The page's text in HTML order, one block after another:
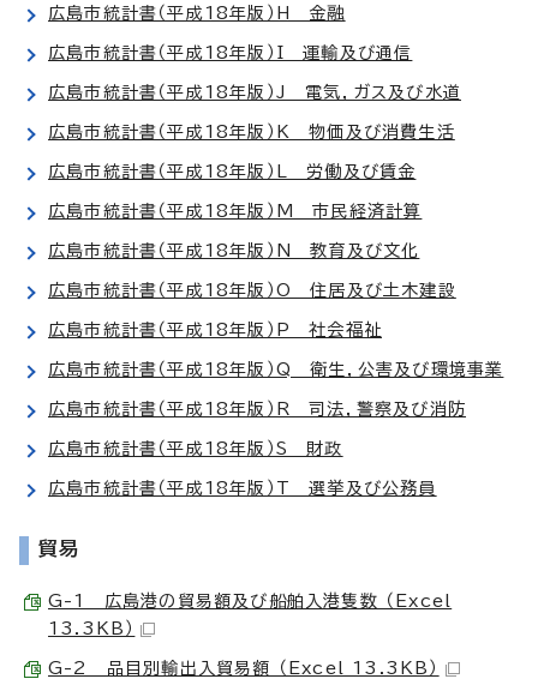
広島市統計書（平成18年版）H 金融
広島市統計書（平成18年版）I 運輸及び通信
広島市統計書（平成18年版）J 電気，ガス及び水道
広島市統計書（平成18年版）K 物価及び消費生活
広島市統計書（平成18年版）L 労働及び賃金
広島市統計書（平成18年版）M 市民経済計算
広島市統計書（平成18年版）N 教育及び文化
広島市統計書（平成18年版）O 住居及び土木建設
広島市統計書（平成18年版）P 社会福祉
広島市統計書（平成18年版）Q 衛生，公害及び環境事業
広島市統計書（平成18年版）R 司法，警察及び消防
広島市統計書（平成18年版）S 財政
広島市統計書（平成18年版）T 選挙及び公務員
貿易
G-1 広島港の貿易額及び船舶入港隻数 （Excel
13.3KB）
G-2 品目別輸出入貿易額 （Excel 13.3KB）